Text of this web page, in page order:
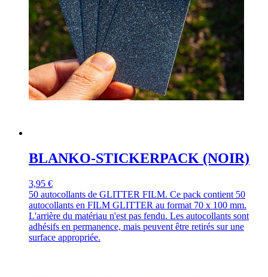
BLANKO-STICKERPACK (NOIR)
3,95 €
50 autocollants de GLITTER FILM. Ce pack contient 50
autocollants en FILM GLITTER au format 70 x 100 mm.
L'arrière du matériau n'est pas fendu. Les autocollants sont
adhésifs en permanence, mais peuvent être retirés sur une
surface appropriée.